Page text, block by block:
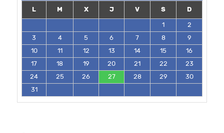
L M X J V S
D
1
2
3
4 5 6 7 8
9
10
11 12 13 14 15
16
17
18 19 20 21 22
23
24
25 26 27 28 29
30
31